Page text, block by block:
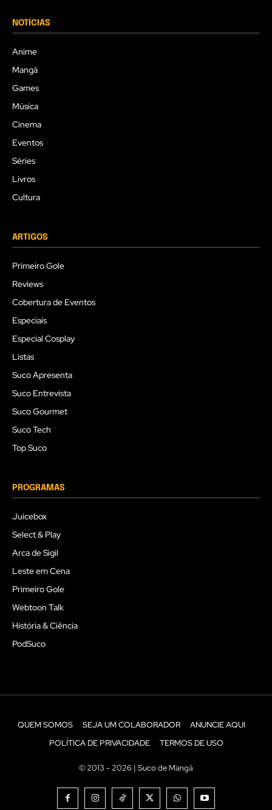
NOTÍCIAS
Anime
Mangá
Games
Música
Cinema
Eventos
Séries
Livros
Cultura
ARTIGOS
Primeiro Gole
Reviews
Cobertura de Eventos
Especiais
Especial Cosplay
Listas
Suco Apresenta
Suco Entrevista
Suco Gourmet
Suco Tech
Top Suco
PROGRAMAS
Juicebox
Select & Play
Arca de Sigil
Leste em Cena
Primeiro Gole
Webtoon Talk
História & Ciência
PodSuco
QUEM SOMOS SEJA UM COLABORADOR
ANUNCIE AQUI
POLÍTICA DE PRIVACIDADE
TERMOS DE USO
© 2013 - 2026 | Suco de Mangá